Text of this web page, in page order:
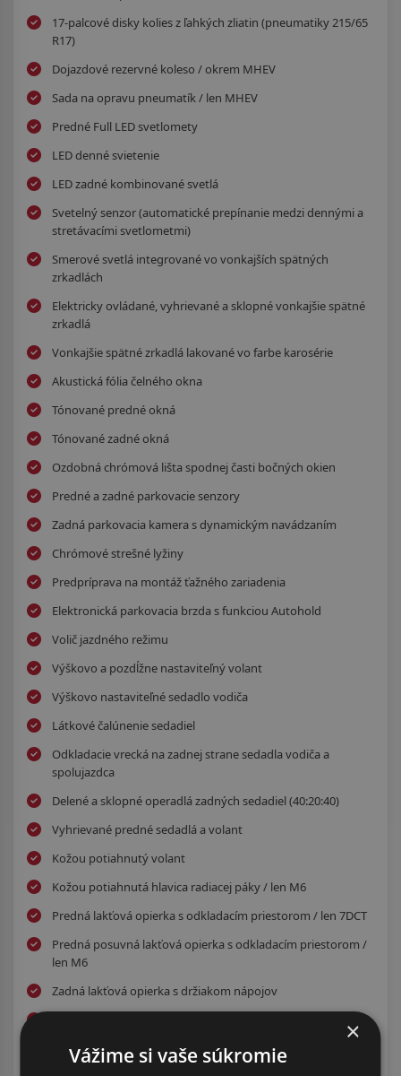
17-palcové disky kolies z ľahkých zliatin (pneumatiky 215/65
R17)
Dojazdové rezervné koleso / okrem MHEV
Sada na opravu pneumatík / len MHEV
Predné Full LED svetlomety
LED denné svietenie
LED zadné kombinované svetlá
Svetelný senzor (automatické prepínanie medzi dennými a
stretávacími svetlometmi)
Smerové svetlá integrované vo vonkajších spätných
zrkadlách
Elektricky ovládané, vyhrievané a sklopné vonkajšie spätné
zrkadlá
Vonkajšie spätné zrkadlá lakované vo farbe karosérie
Akustická fólia čelného okna
Tónované predné okná
Tónované zadné okná
Ozdobná chrómová lišta spodnej časti bočných okien
Predné a zadné parkovacie senzory
Zadná parkovacia kamera s dynamickým navádzaním
Chrómové strešné lyžiny
Predpríprava na montáž ťažného zariadenia
Elektronická parkovacia brzda s funkciou Autohold
Volič jazdného režimu
Výškovo a pozdĺžne nastaviteľný volant
Výškovo nastaviteľné sedadlo vodiča
Látkové čalúnenie sedadiel
Odkladacie vrecká na zadnej strane sedadla vodiča a
spolujazdca
Delené a sklopné operadlá zadných sedadiel (40:20:40)
Vyhrievané predné sedadlá a volant
Kožou potiahnutý volant
Kožou potiahnutá hlavica radiacej páky / len M6
Predná lakťová opierka s odkladacím priestorom / len 7DCT
Predná posuvná lakťová opierka s odkladacím priestorom /
len M6
Zadná lakťová opierka s držiakom nápojov
Elektrické impulzné ovládanie okna vodiča s bezpečnostnou
funkciou proti privretiu
×
Vážime si vaše súkromie